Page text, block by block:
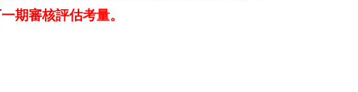
期審核評估考量。